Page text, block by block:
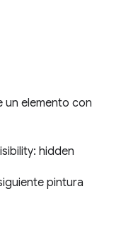
un elemento con
hidden
pintura